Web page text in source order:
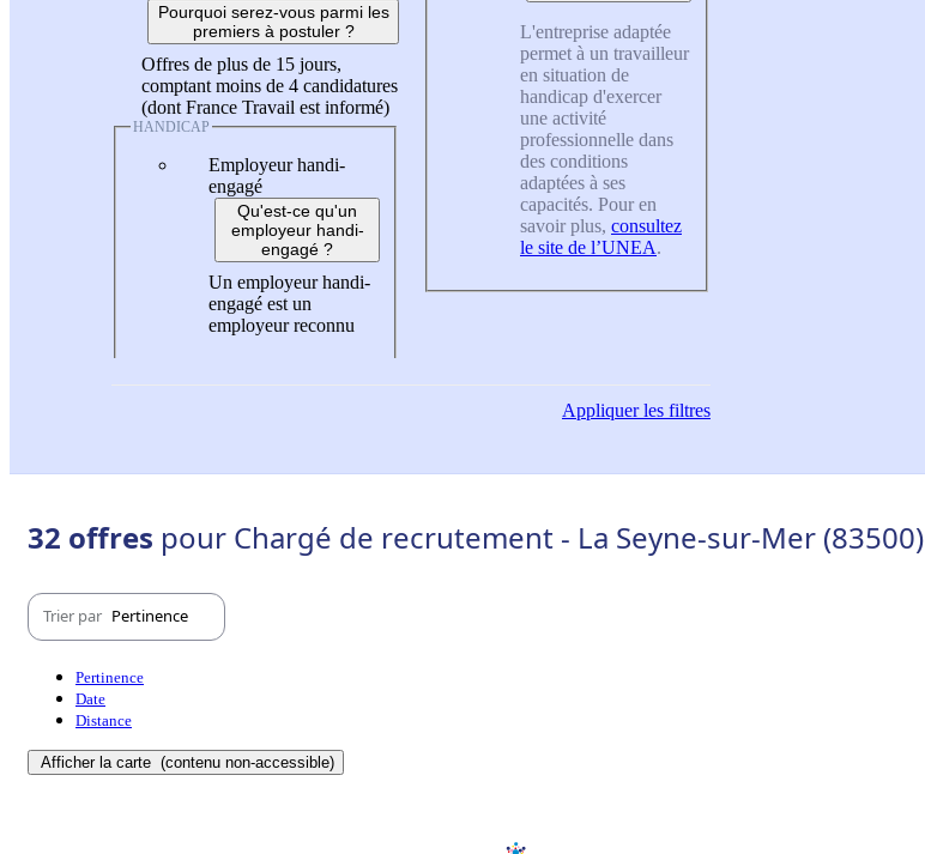
Pourquoi serez-vous parmi les
premiers à postuler ?
Offres de plus de 15 jours,
comptant moins de 4 candidatures
(dont France Travail est informé)
HANDICAP
Employeur handi-
engagé
Qu'est-ce qu'un
employeur handi-
engagé ?
Un employeur handi-
engagé est un
employeur reconnu
L'entreprise adaptée
permet à un travailleur
en situation de
handicap d'exercer
une activité
professionnelle dans
des conditions
adaptées à ses
capacités. Pour en
savoir plus, consultez
le site de l’UNEA.
Appliquerles filtres
32 offres pour Chargé de recrutement - La Seyne-sur-Mer (83500)
Trier par Pertinence
Pertinence
Date
Distance
Afficher la carte (contenu non-accessible)